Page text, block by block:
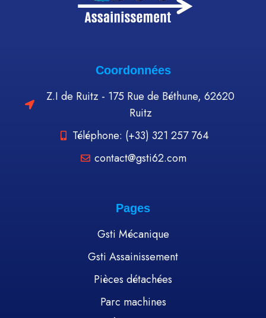
Coordonnées
Z.I de Ruitz - 175 Rue de Béthune, 62620
Ruitz
Téléphone: (+33) 321 257 764
contact@gsti62.com
Pages
Gsti Mécanique
Gsti Assainissement
Pièces détachées
Parc machines